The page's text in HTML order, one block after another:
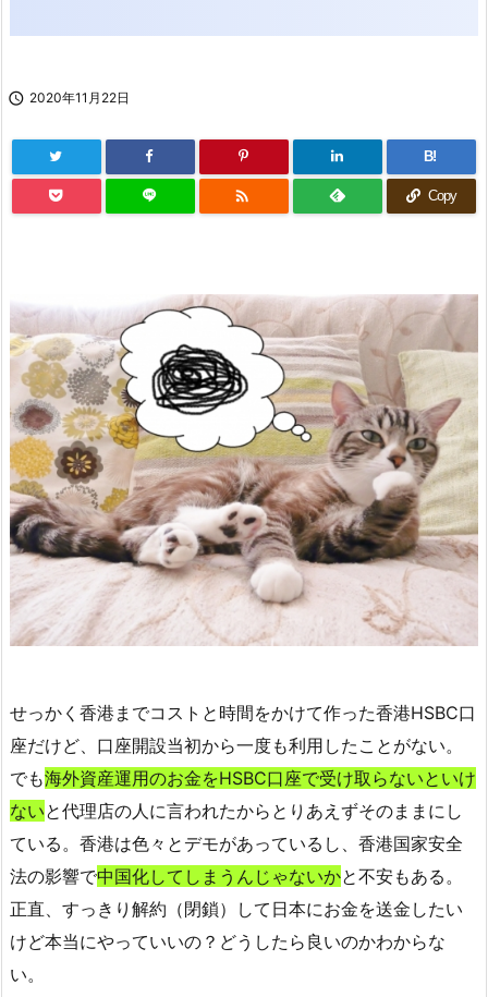
 2020年11月22日
B!
 Copy
せっかく香港までコストと時間をかけて作った香港HSBC口
座だけど、口座開設当初から一度も利用したことがない。
でも海外資産運用のお金をHSBC口座で受け取らないといけ
ないと代理店の人に言われたからとりあえずそのままにし
ている。香港は色々とデモがあっているし、香港国家安全
法の影響で中国化してしまうんじゃないかと不安もある。
正直、すっきり解約（閉鎖）して日本にお金を送金したい
けど本当にやっていいの？どうしたら良いのかわからな
い。